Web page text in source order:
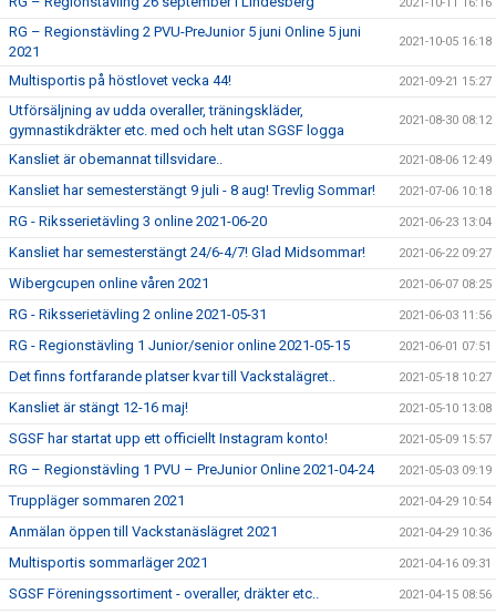
RG – Regionstävling 2 PVU-PreJunior 5 juni Online 5 juni
2021
2021-10-05 16:18
Multisportis på höstlovet vecka 44! 2021-09-21 15:27
Utförsäljning av udda overaller, träningskläder,
gymnastikdräkter etc. med och helt utan SGSF logga
2021-08-30 08:12
Kansliet är obemannat tillsvidare.. 2021-08-06 12:49
Kansliet har semesterstängt 9 juli - 8 aug! Trevlig Sommar! 2021-07-06 10:18
RG - Riksserietävling 3 online 2021-06-20 2021-06-23 13:04
Kansliet har semesterstängt 24/6-4/7! Glad Midsommar! 2021-06-22 09:27
Wibergcupen online våren 2021 2021-06-07 08:25
RG - Riksserietävling 2 online 2021-05-31 2021-06-03 11:56
RG - Regionstävling 1 Junior/senior online 2021-05-15 2021-06-01 07:51
Det finns fortfarande platser kvar till Vackstalägret.. 2021-05-18 10:27
Kansliet är stängt 12-16 maj! 2021-05-10 13:08
SGSF har startat upp ett officiellt Instagram konto! 2021-05-09 15:57
RG – Regionstävling 1 PVU – PreJunior Online 2021-04-24 2021-05-03 09:19
Truppläger sommaren 2021 2021-04-29 10:54
Anmälan öppen till Vackstanäslägret 2021 2021-04-29 10:36
Multisportis sommarläger 2021 2021-04-16 09:31
SGSF Föreningssortiment - overaller, dräkter etc.. 2021-04-15 08:56